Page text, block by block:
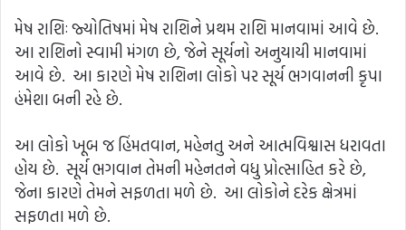
મેષ રાશિઃ જ્યોતિષમાં મેષ રાશિને પ્રથમ રાશિ માનવામાં આવે છે.
આ રાશિનો સ્વામી મંગળ છે, જેને સૂર્યનો અનુયાયી માનવામાં
આવે છે. આ કારણે મેષ રાશિના લોકો પર સૂર્ય ભગવાનની કૃપા
હંમેશા બની રહે છે.
આ લોકો ખૂબ જ હિંમતવાન, મહેનતુ અને આત્મવિશ્વાસ ધરાવતા
હોય છે. સૂર્ય ભગવાન તેમની મહેનતને વધુ પ્રોત્સાહિત કરે છે,
જેના કારણે તેમને સફળતા મળે છે. આ લોકોને દરેક ક્ષેત્રમાં
સફળતા મળે છે.